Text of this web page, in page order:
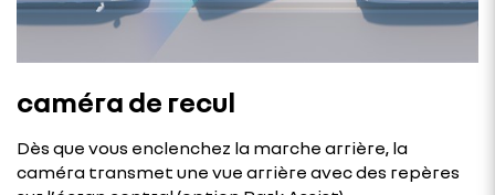
caméra de recul
Dès que vous enclenchez la marche arrière, la
caméra transmet une vue arrière avec des repères